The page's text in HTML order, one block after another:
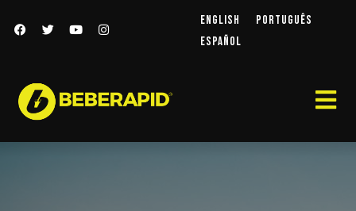
English
Português
Español